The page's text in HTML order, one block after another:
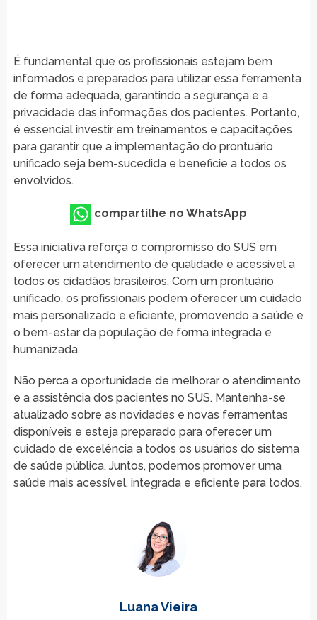
É fundamental que os profissionais estejam bem
informados e preparados para utilizar essa ferramenta
de forma adequada, garantindo a segurança e a
privacidade das informações dos pacientes. Portanto,
é essencial investir em treinamentos e capacitações
para garantir que a implementação do prontuário
unificado seja bem-sucedida e beneficie a todos os
envolvidos.
compartilhe no WhatsApp
Essa iniciativa reforça o compromisso do SUS em
oferecer um atendimento de qualidade e acessível a
todos os cidadãos brasileiros. Com um prontuário
unificado, os profissionais podem oferecer um cuidado
mais personalizado e eficiente, promovendo a saúde e
o bem-estar da população de forma integrada e
humanizada.
Não perca a oportunidade de melhorar o atendimento
e a assistência dos pacientes no SUS. Mantenha-se
atualizado sobre as novidades e novas ferramentas
disponíveis e esteja preparado para oferecer um
cuidado de excelência a todos os usuários do sistema
de saúde pública. Juntos, podemos promover uma
saúde mais acessível, integrada e eficiente para todos.
Luana Vieira